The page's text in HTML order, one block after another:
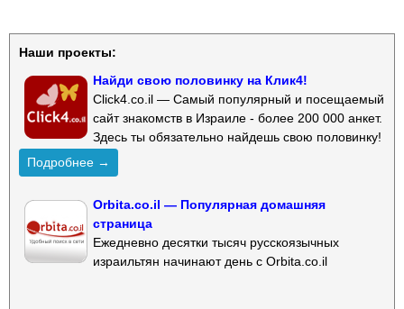
Наши проекты:
Найди свою половинку на Клик4!
Click4.co.il — Самый популярный и посещаемый
сайт знакомств в Израиле - более 200 000 анкет.
Здесь ты обязательно найдешь свою половинку!
Подробнее →
Orbita.co.il — Популярная домашняя
страница
Ежедневно десятки тысяч русскоязычных
израильтян начинают день с Orbita.co.il